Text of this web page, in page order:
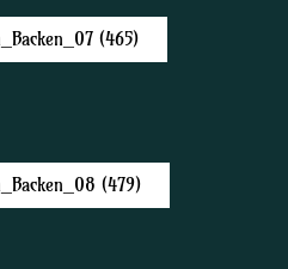
(465)
(479)